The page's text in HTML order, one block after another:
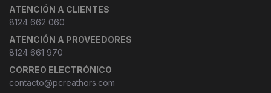
ATENCIÓN A CLIENTES
8124 662 060
ATENCIÓN A PROVEEDORES
8124 661 970
CORREO ELECTRÓNICO
contacto@pcreathors.com